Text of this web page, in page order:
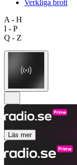
Verkliga brott
A - H
I - P
Q - Z
Läs mer